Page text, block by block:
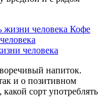
Кофе
человека
напиток.
и о позитивном
сорт употреблять